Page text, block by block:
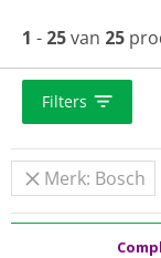
1 - 25van 25
Filters
Merk: Bosch
Al meer